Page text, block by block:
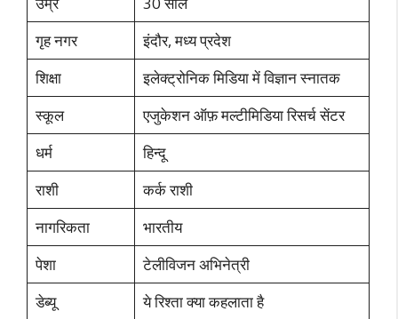
गृह नगर
इंदौर, मध्य प्रदेश
शिक्षा
इलेक्ट्रोनिक मिडिया में विज्ञान स्नातक
स्कूल
एजुकेशन ऑफ़ मल्टीमिडिया रिसर्च सेंटर
धर्म
हिन्दू
राशी
कर्क राशी
नागरिकता
भारतीय
पेशा
टेलीविजन अभिनेत्री
डेब्यू
ये रिश्ता क्या कहलाता है